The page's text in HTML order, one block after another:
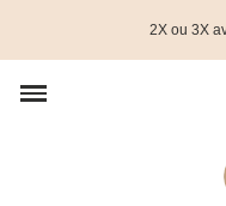
2X ou 3X